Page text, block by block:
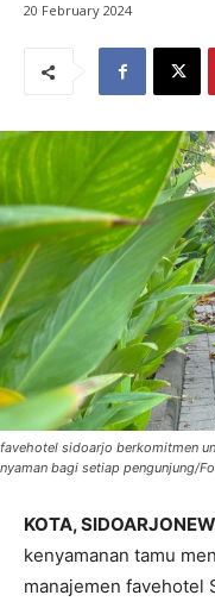
20 February 2024
favehotel sidoarjo berkomitmen
nyaman bagi setiap pengunjung/
KOTA,
kenyamanan tamu
manajemen favehotel